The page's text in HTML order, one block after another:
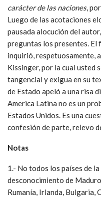
carácter de las naciones,
Luego de las acotaciones
pausada alocución del
preguntas los presentes.
inquirió, respetuosamente,
Kissinger, por la cual usted
tangencial y exigua en su
de Estado apeló a una risa
America Latina no es un
Estados Unidos. Es una
confesión de parte, relevo
Notas
1.- No todos los países de
desconocimiento de
Rumanía, Irlanda, Bulgaria,